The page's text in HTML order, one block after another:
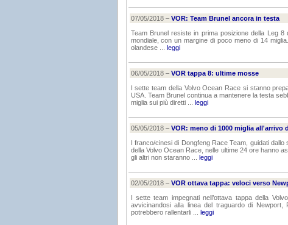
07/05/2018 – VOR: Team Brunel ancora in testa
Team Brunel resiste in prima posizione della Leg
mondiale, con un margine di poco meno di 14
olandese ... leggi
06/05/2018 – VOR tappa 8: ultime mosse
I sette team della Volvo Ocean Race si stanno
USA. Team Brunel continua a mantenere la testa
miglia sui più diretti ... leggi
05/05/2018 – VOR: meno di 1000 miglia all'arrivo
I franco/cinesi di Dongfeng Race Team, guidati
della Volvo Ocean Race, nelle ultime 24 ore hanno
gli altri non staranno ... leggi
02/05/2018 – VOR ottava tappa: veloci verso
I sette team impegnati nell’ottava tappa della
avvicinandosi alla linea del traguardo di
potrebbero rallentarli ... leggi